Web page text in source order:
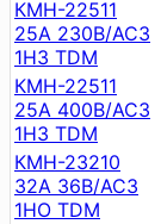
КМН-22511
25А 230В/АС3
1НЗ TDM
КМН-22511
25А 400В/АС3
1НЗ TDM
КМН-23210
32А 36В/АС3
1НО TDM